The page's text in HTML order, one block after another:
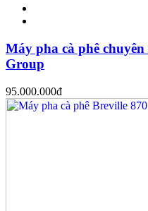
Máy pha cà phê
Group
95.000.000đ